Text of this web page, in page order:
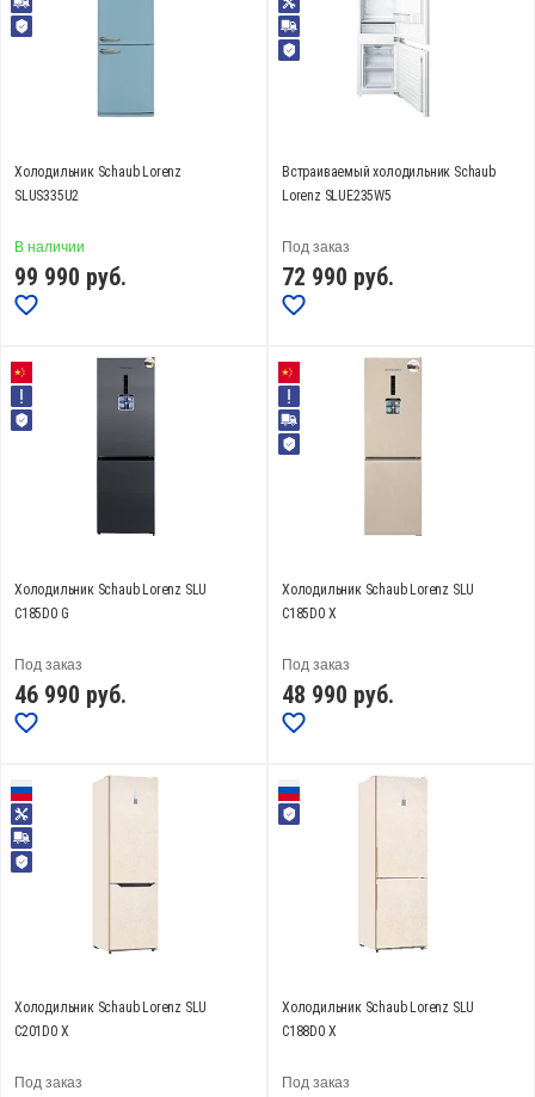
Есть (
Система размораживания морозильной камеры
Холодильник Schaub Lorenz
SLUS335U2
В наличии
99 990 руб.
Встраиваемый холодильник Schaub
Lorenz SLUE235W5
Под заказ
72 990 руб.
Холодильник Schaub Lorenz SLU
C185D0 G
Под заказ
46 990 руб.
Холодильник Schaub Lorenz SLU
C185D0 X
Под заказ
48 990 руб.
Холодильник Schaub Lorenz SLU
C201D0 X
Под заказ
Холодильник Schaub Lorenz SLU
C188D0 X
Под заказ